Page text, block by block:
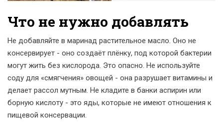
Что не нужно добавлять
Не добавляйте в маринад растительное масло. Оно не
консервирует - оно создаёт плёнку, под которой бактерии
могут жить без кислорода. Это опасно. Не используйте
соду для «смягчения» овощей - она разрушает витамины и
делает рассол мутным. Не кладите в банки аспирин или
борную кислоту - это яды, которые не имеют отношения к
пищевой консервации.